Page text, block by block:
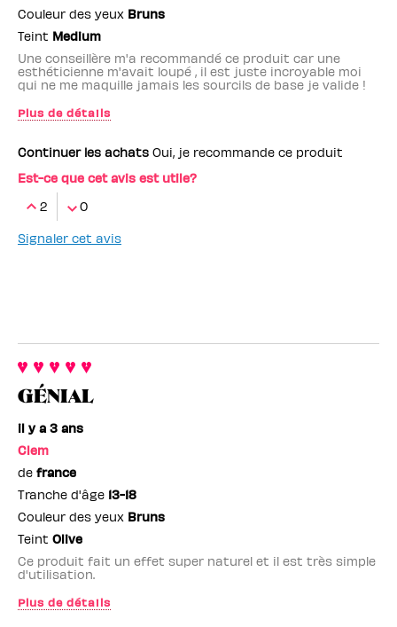
Couleur des yeux Bruns
Teint Medium
Une conseillère m'a recommandé ce produit car une
esthéticienne m'avait loupé , il est juste incroyable moi
qui ne me maquille jamais les sourcils de base je valide !
Plus de détails
Continuer les achats Oui, je recommande ce produit
Est-ce que cet avis est utile?
2
0
Signaler cet avis
GÉNIAL
il y a 3 ans
Clem
de france
Tranche d'âge 13-18
Couleur des yeux Bruns
Teint Olive
Ce produit fait un effet super naturel et il est très simple
d'utilisation.
Plus de détails